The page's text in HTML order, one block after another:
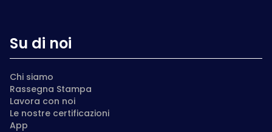
Su di noi
Chi siamo
Rassegna Stampa
Lavora con noi
Le nostre certificazioni
App